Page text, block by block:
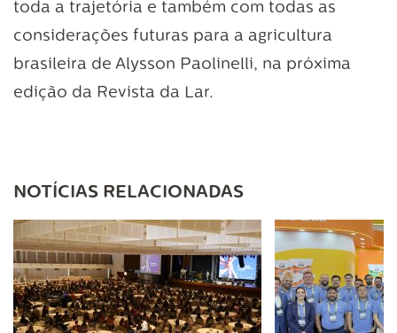
toda a trajetória e também com todas as
considerações futuras para a agricultura
brasileira de Alysson Paolinelli, na próxima
edição da Revista da Lar.
NOTÍCIAS RELACIONADAS